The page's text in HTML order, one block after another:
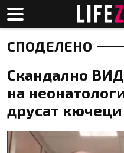
СПОДЕЛЕНО
Скандално
на
друсат